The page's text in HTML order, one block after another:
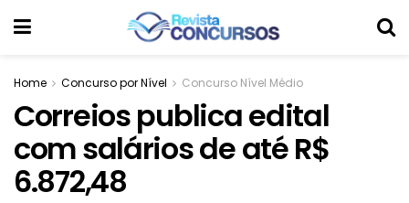
Home Concurso por Nível Concurso Nível Médio
Correios publica edital
com salários de até R$
6.872,48